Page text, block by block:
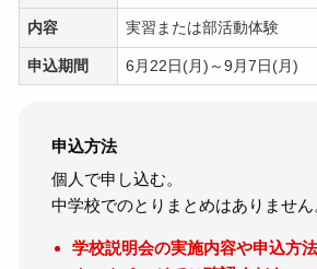
内容 実習または部活動体験
申込期間 6月22日(月)～9月7日(月)
申込方法
個人で申し込む。
中学校でのとりまとめはありません
学校説明会の実施内容や申込方